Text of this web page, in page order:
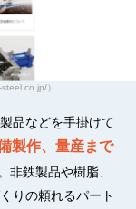
）
品などを手掛けて
製作、量産まで
非鉄製品や樹脂、
りの頼れるパート